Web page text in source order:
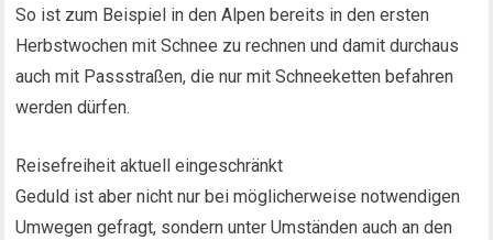
So ist zum Beispiel in den Alpen bereits in den ersten
Herbstwochen mit Schnee zu rechnen und damit durchaus
auch mit Passstraßen, die nur mit Schneeketten befahren
werden dürfen.
Reisefreiheit aktuell eingeschränkt
Geduld ist aber nicht nur bei möglicherweise notwendigen
Umwegen gefragt, sondern unter Umständen auch an den